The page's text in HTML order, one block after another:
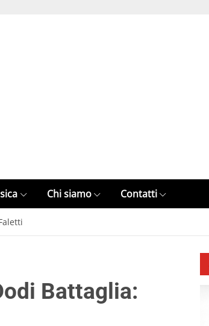
Chi siamo Contatti
Battaglia: